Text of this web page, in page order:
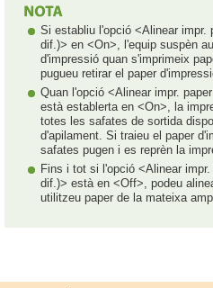
Si establiu l'opció <Alinear impr.
dif.)> en <On>, l'equip suspèn
d'impressió quan s'imprimeix
pugueu retirar el paper
Quan l'opció <Alinear impr.
està establerta en <On>, la
totes les safates de sortida
d'apilament. Si traieu el paper
safates pugen i es reprèn la
Fins i tot si l'opció <Alinear
dif.)> està en <Off>, podeu
utilitzeu paper de la mateixa